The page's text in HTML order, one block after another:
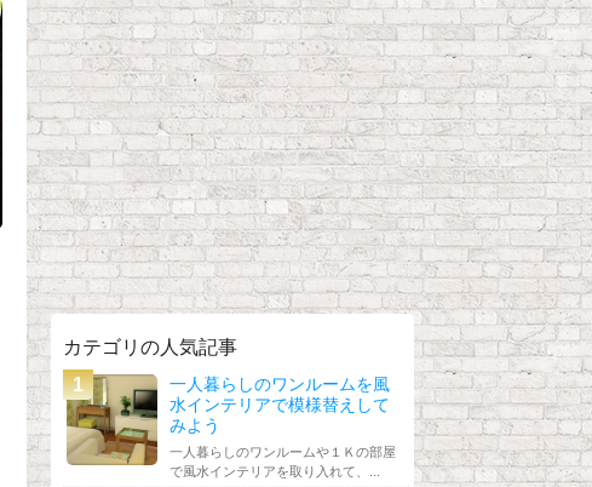
カテゴリの人気記事
一人暮らしのワンルームを風
水インテリアで模様替えして
みよう
一人暮らしのワンルームや１Ｋの部屋
で風水インテリアを取り入れて、...